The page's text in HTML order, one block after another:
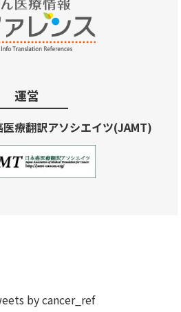
運営
療翻訳アソシエイツ(JAMT)
by cancer_ref